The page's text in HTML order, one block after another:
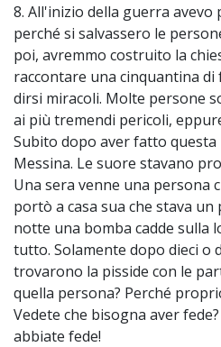
8. All'inizio della guerra avevo
perché si salvassero le
poi, avremmo costruito la
raccontare una cinquantina
dirsi miracoli. Molte persone
ai più tremendi pericoli,
Subito dopo aver fatto questa
Messina. Le suore stavano
Una sera venne una persona
portò a casa sua che stava
notte una bomba cadde sulla
tutto. Solamente dopo dieci o
trovarono la pisside con le
quella persona? Perché
Vedete che bisogna aver
abbiate fede!